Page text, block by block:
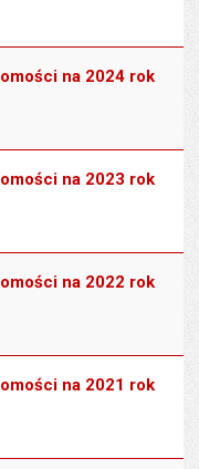
na 2024 rok
na 2023 rok
na 2022 rok
na 2021 rok